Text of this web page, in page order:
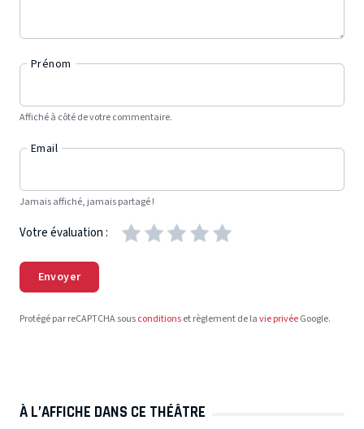
Prénom
Affiché à côté de votre commentaire.
Email
Jamais affiché, jamais partagé !
Votre évaluation :
Envoyer
Protégé par reCAPTCHA sousconditionset règlement de lavie privéeGoogle.
À L’AFFICHE DANS CE THÉÂTRE